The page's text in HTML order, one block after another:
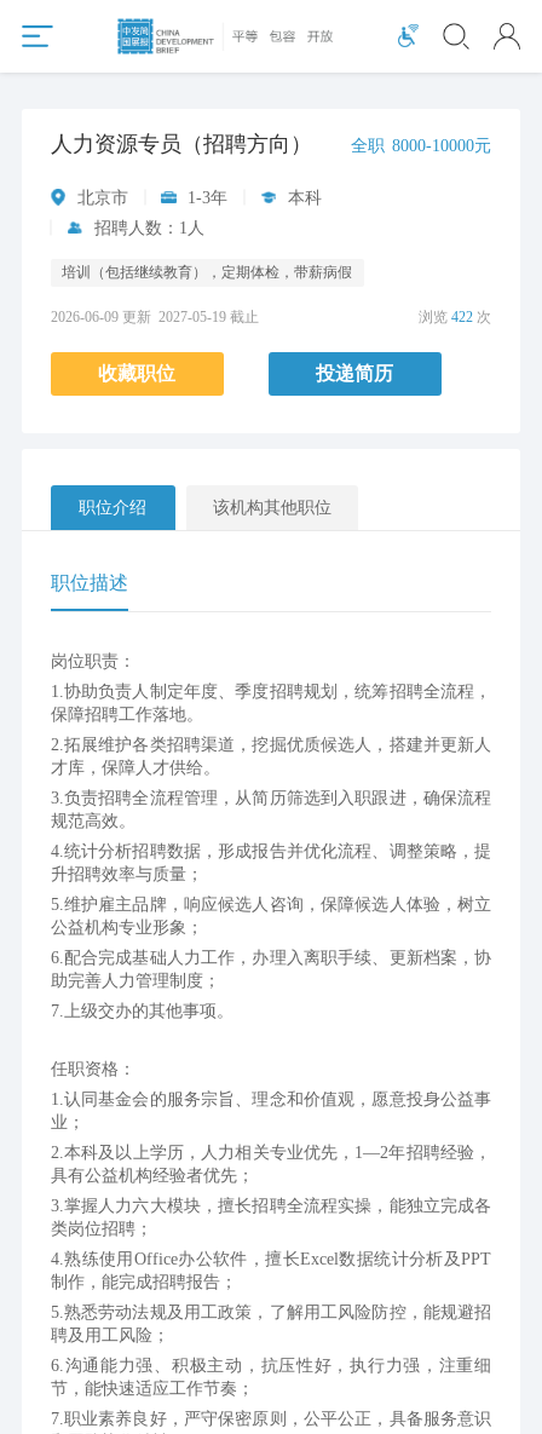
人力资源专员（招聘方向） 全职 8000-10000元
北京市 1-3年
本科
招聘人数：1人
培训（包括继续教育），定期体检，带薪病假
2026-06-09 更新 2027-05-19 截止 浏览422 次
收藏职位 投递简历
职位介绍 该机构其他职位
职位描述
岗位职责：
1.协助负责人制定年度、季度招聘规划，统筹招聘全流程，
保障招聘工作落地。
2.拓展维护各类招聘渠道，挖掘优质候选人，搭建并更新人
才库，保障人才供给。
3.负责招聘全流程管理，从简历筛选到入职跟进，确保流程
规范高效。
4.统计分析招聘数据，形成报告并优化流程、调整策略，提
升招聘效率与质量；
5.维护雇主品牌，响应候选人咨询，保障候选人体验，树立
公益机构专业形象；
6.配合完成基础人力工作，办理入离职手续、更新档案，协
助完善人力管理制度；
7.上级交办的其他事项。
任职资格：
1.认同基金会的服务宗旨、理念和价值观，愿意投身公益事
业；
2.本科及以上学历，人力相关专业优先，1—2年招聘经验，
具有公益机构经验者优先；
3.掌握人力六大模块，擅长招聘全流程实操，能独立完成各
类岗位招聘；
4.熟练使用Office办公软件，擅长Excel数据统计分析及PPT
制作，能完成招聘报告；
5.熟悉劳动法规及用工政策，了解用工风险防控，能规避招
聘及用工风险；
6.沟通能力强、积极主动，抗压性好，执行力强，注重细
节，能快速适应工作节奏；
7.职业素养良好，严守保密原则，公平公正，具备服务意识